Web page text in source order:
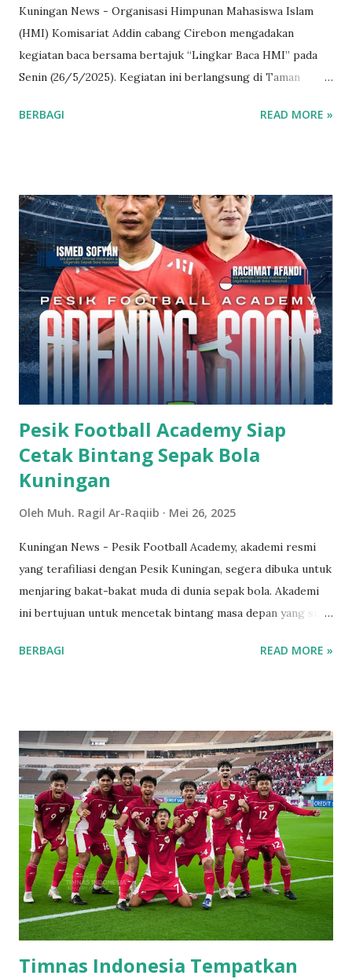
Kuningan News - Organisasi Himpunan Mahasiswa Islam
(HMI) Komisariat Addin cabang Cirebon mengadakan
kegiatan baca bersama bertajuk “Lingkar Baca HMI” pada
Senin (26/5/2025). Kegiatan ini berlangsung di Taman
15.00 WIB. Acara ini bertujuan untuk mendorong minat baca,
membaca serta memenuhi tri dharma perguruan tinggi
yaitu pendidikan. “Lingkar Baca adalah wadah bagi
mahasiswa secara umum dann juga HMI itu sendiri, disini
kita berbagi pengetahuan dan pengalaman setelah membaca
buku,” ujar Maolana Yusuf Ketua Umum HMI Komisariat
Addin. Kegiatan ini diawali dengan sesi membaca buku yang
dipilih secara bersama. Peserta ada yang membawa buku
sendiri dan ada juga yang membaca buku dari yang telah
disediakan. Kemudian duduk melingkar dan membaca dengan
khidmat. “Jang...
BERBAGI READ MORE »
Pesik Football Academy Siap
Cetak Bintang Sepak Bola
Kuningan
Oleh Muh. Ragil Ar-Raqiib Mei 26, 2025
Kuningan News - Pesik Football Academy, akademi resmi
yang terafiliasi dengan Pesik Kuningan, segera dibuka untuk
menjaring bakat-bakat muda di dunia sepak bola. Akademi
ini bertujuan untuk mencetak bintang masa depan yang siap
Soeratin 2025. Dengan dukungan penuh dari manajemen
langsung oleh legenda sepak bola nasional yaitu Ismed
Sofyan dan Rahmat Afandi. Keduanya memiliki pengalaman
dan prestasi yang tidak diragukan lagi dikancah Nasional
bahkan Internasional, sehingga diharapkan dapat
memberikan ilmu dan motivasi kepada para peserta. Pesik
Football Academy tidak hanya fokus pada pengembangan
keterampilan teknis, tetapi juga nilai-nilai disiplin, kerja
keras, dan sportivitas. Akademi ini terbuka untuk anak-anak
berusia 10 hingga 16 tahun, dengan berbagai program p...
BERBAGI READ MORE »
Timnas Indonesia Tempatkan